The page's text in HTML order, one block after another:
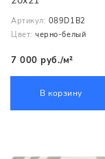
Артикул: 089D1B2
Цвет: черно-белый
7 000 руб./м²
В корзину